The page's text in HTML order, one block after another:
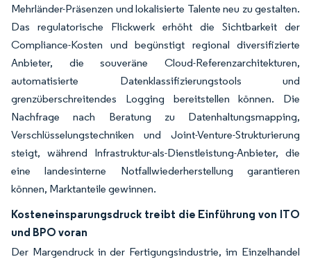
Mehrländer-Präsenzen und lokalisierte Talente neu zu gestalten.
Das regulatorische Flickwerk erhöht die Sichtbarkeit der
Compliance-Kosten und begünstigt regional diversifizierte
Anbieter, die souveräne Cloud-Referenzarchitekturen,
automatisierte Datenklassifizierungstools und
grenzüberschreitendes Logging bereitstellen können. Die
Nachfrage nach Beratung zu Datenhaltungsmapping,
Verschlüsselungstechniken und Joint-Venture-Strukturierung
steigt, während Infrastruktur-als-Dienstleistung-Anbieter, die
eine landesinterne Notfallwiederherstellung garantieren
können, Marktanteile gewinnen.
Kosteneinsparungsdruck treibt die Einführung von ITO
und BPO voran
Der Margendruck in der Fertigungsindustrie, im Einzelhandel